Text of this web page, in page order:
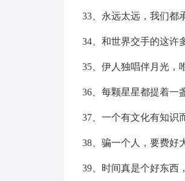
33、永远太远，我们都
34、和世界交手的这许
35、伊人独唱伴月光，
36、每颗星星都提着一
37、一个有文化有知识
38、骗一个人，要费好
39、时间真是个好东西